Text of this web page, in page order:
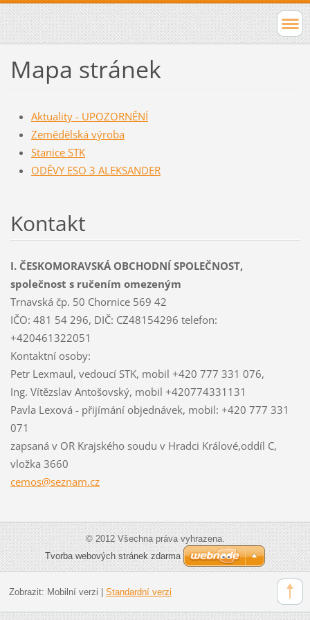
Mapa stránek
Aktuality - UPOZORNĚNÍ
Zemědělská výroba
Stanice STK
ODĚVY ESO 3 ALEKSANDER
Kontakt
I. ČESKOMORAVSKÁ OBCHODNÍ SPOLEČNOST,
společnost s ručením omezeným
Trnavská čp. 50 Chornice 569 42
IČO: 481 54 296, DIČ: CZ48154296 telefon:
+420461322051
Kontaktní osoby:
Petr Lexmaul, vedoucí STK, mobil +420 777 331 076,
Ing. Vítězslav Antošovský, mobil +420774331131
Pavla Lexová - přijímání objednávek, mobil: +420 777 331
071
zapsaná v OR Krajského soudu v Hradci Králové,oddíl C,
vložka 3660
cemos@seznam.cz
© 2012 Všechna práva vyhrazena.
Tvorba webových stránek zdarma
Zobrazit: Mobilní verzi Standardní verzi